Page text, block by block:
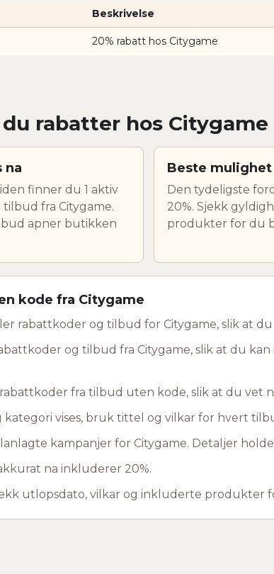
Beskrivelse
20% rabatt hos Citygame
rabatter hos Citygame
na
finner du 1 aktiv
fra Citygame.
apner butikken
Beste mulighet
Den tydeligste
20%. Sjekk
produkter for du
kode fra Citygame
rabattkoder og tilbud for Citygame, slik at
og tilbud fra Citygame, slik at du
fra tilbud uten kode, slik at du vet
kategori vises, bruk tittel og vilkar for hvert
kampanjer for Citygame. Detaljer
na inkluderer 20%.
utlopsdato, vilkar og inkluderte produkter